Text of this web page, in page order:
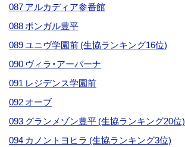
087 アルカディア参番館
088 ポンガル豊平
089 ユニヴ学園前 (生協ランキング16位)
090 ヴィラ・アーバーナ
091 レジデンス学園前
092 オーブ
093 グランメゾン豊平 (生協ランキング20位)
094 カノントヨヒラ (生協ランキング3位)